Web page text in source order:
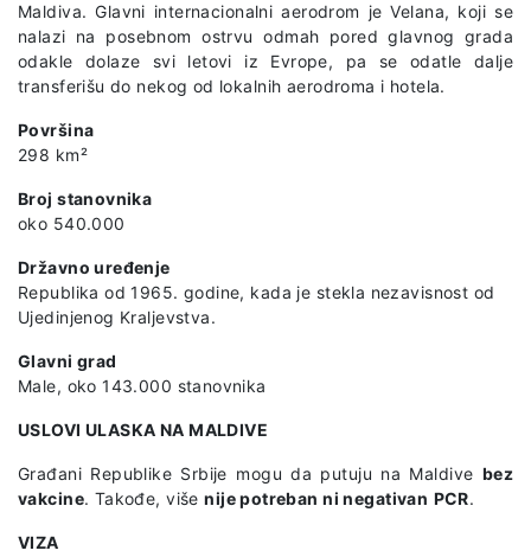
Maldiva. Glavni internacionalni aerodrom je Velana, koji se
nalazi na posebnom ostrvu odmah pored glavnog grada
odakle dolaze svi letovi iz Evrope, pa se odatle dalje
transferišu do nekog od lokalnih aerodroma i hotela.
Površina
298 km²
Broj stanovnika
oko 540.000
Državno uređenje
Republika od 1965. godine, kada je stekla nezavisnost od
Ujedinjenog Kraljevstva.
Glavni grad
Male, oko 143.000 stanovnika
USLOVI ULASKA NA MALDIVE
Građani Republike Srbije mogu da putuju na Maldive bez
vakcine. Takođe, višenije potreban ni negativan PCR.
VIZA